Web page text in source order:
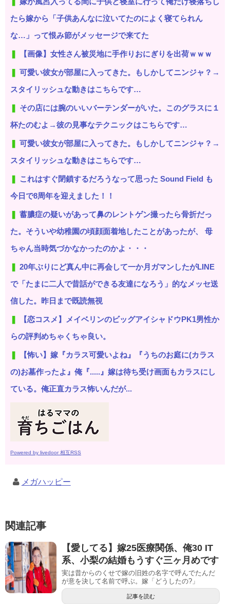
たら嫁から「子供あんなに泣いてたのによく寝てられん
な…」って恨み節がメッセージで来てた
【画像】女性さん被災地に手作りおにぎりを出荷ｗｗｗ
可愛い彼女が部屋に入ってきた。もしかしてニンジャ？→
スタイリッシュな動きはこちらです…
その店には腕のいいバーテンダーがいた。このグラスに１
杯たのむよ→彼の見事なテクニックはこちらです…
可愛い彼女が部屋に入ってきた。もしかしてニンジャ？→
スタイリッシュな動きはこちらです…
これはすぐ閉鎖するだろうなって思った Sound Field も
今日で8周年を迎えました！！
蓄膿症の疑いがあって鼻のレントゲン撮ったら骨折だっ
た。そういや幼稚園の頃顔面着地したことがあったが、 母
ちゃん当時気づかなかったのかよ・・・
20年ぶりにど真ん中に再会して一か月ガマンしたがLINE
で「たまに二人で昔話ができる友達になろう」的なメッセ送
信した。昨日まで既読無視
【恋コスメ】メイベリンのビッグアイシャドウPK1男性か
らの評判めちゃくちゃ良い。
【怖い】嫁『カラス可愛いよね』『うちのお庭に(カラス
の)お墓作ったよ』俺『.....』嫁は待ち受け画面もカラスにし
ている。俺正直カラス怖いんだが...
Powered by livedoor 相互RSS
メガハッピー
関連記事
【愛してる】嫁25医療関係、俺30 IT
系、小梨の結婚もうすぐ三ヶ月めです
実は昔からのくせで嫁の旧姓の名字で呼んでたんだ
が意を決して名前で呼ぶ。嫁「どうしたの?」
記事を読む